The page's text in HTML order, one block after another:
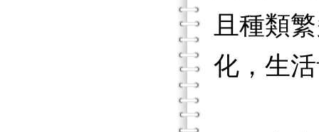
且種類
化，生